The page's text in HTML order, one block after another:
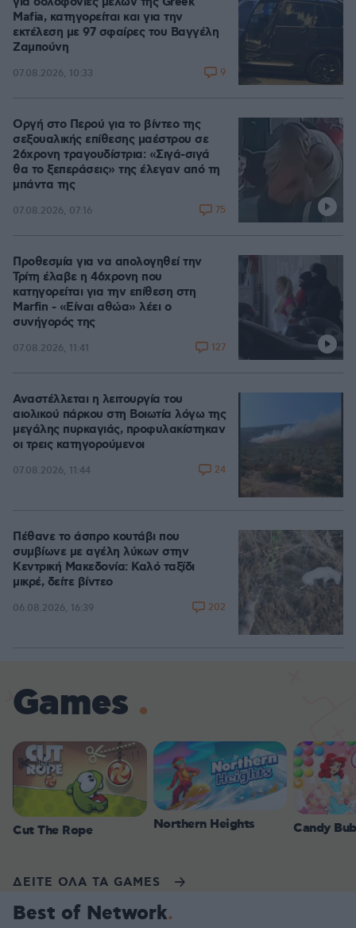
Mafia, κατηγορείται και για την
εκτέλεση με 97 σφαίρες του Βαγγέλη
Ζαμπούνη
07.08.2026, 10:33 9
Οργή στο Περού για το βίντεο της
σεξουαλικής επίθεσης μαέστρου σε
26χρονη τραγουδίστρια: «Σιγά-σιγά
θα το ξεπεράσεις» της έλεγαν από τη
μπάντα της
07.08.2026, 07:16 75
Προθεσμία για να απολογηθεί την
Τρίτη έλαβε η 46χρονη που
κατηγορείται για την επίθεση στη
Marfin - «Είναι αθώα» λέει ο
συνήγορός της
07.08.2026, 11:41 127
Αναστέλλεται η λειτουργία του
αιολικού πάρκου στη Βοιωτία λόγω της
μεγάλης πυρκαγιάς, προφυλακίστηκαν
οι τρεις κατηγορούμενοι
07.08.2026, 11:44 24
Πέθανε το άσπρο κουτάβι που
συμβίωνε με αγέλη λύκων στην
Κεντρική Μακεδονία: Καλό ταξίδι
μικρέ, δείτε βίντεο
06.08.2026, 16:39 202
Games
Cut The Rope Northern Heights Candy
ΔΕΙΤΕ ΟΛΑ ΤΑ GAMES
Best of Network